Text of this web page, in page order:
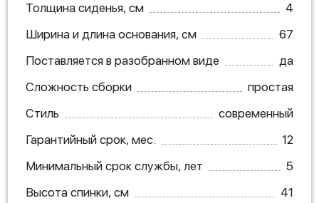
Толщина сиденья, см
4
Ширина и длина основания, см
67
Поставляется в разобранном виде
да
Сложность сборки
простая
Стиль
современный
Гарантийный срок, мес.
12
Минимальный срок службы, лет
5
Высота спинки, см
41